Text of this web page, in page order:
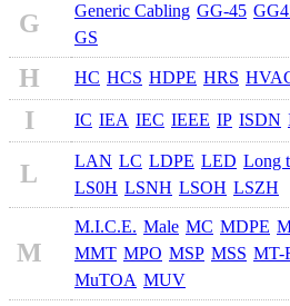
G Generic Cabling GG-45
GS
H HC HCS HDPE HRS
I IC IEA IEC IEEE IP ISDN
L LAN LC LDPE LED Long
LS0H LSNH LSOH LSZH
M
M.I.C.E. Male MC MDPE
MMT MPO MSP MSS MT-
MuTOA MUV